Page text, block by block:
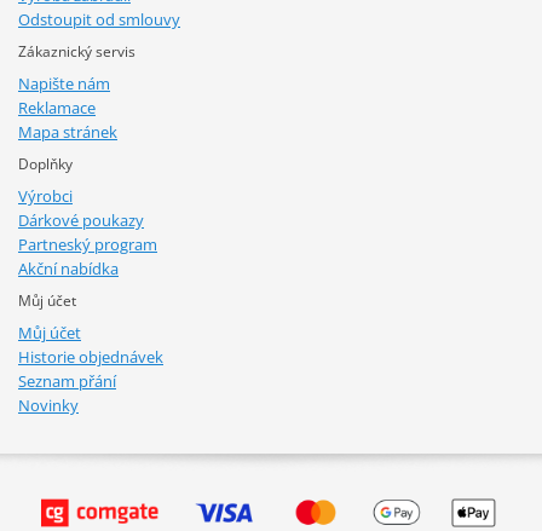
Odstoupit od smlouvy
Zákaznický servis
Napište nám
Reklamace
Mapa stránek
Doplňky
Výrobci
Dárkové poukazy
Partneský program
Akční nabídka
Můj účet
Můj účet
Historie objednávek
Seznam přání
Novinky